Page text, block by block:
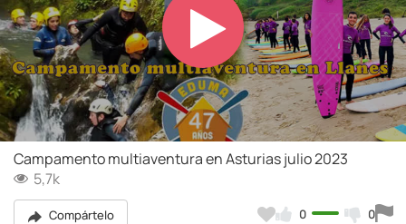
Play
Video
Campamento multiaventura en Asturias julio 2023
5,7k
Compártelo 0 0